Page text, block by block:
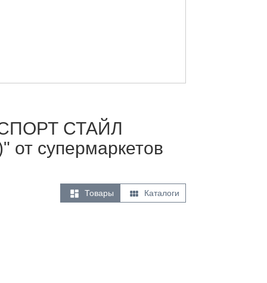
СТАЙЛ
супермаркетов
 Товары  Каталоги